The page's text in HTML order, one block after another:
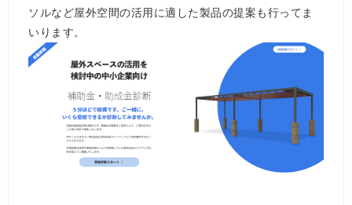
ソルなど屋外空間の活用に適した製品の提案も行ってま
いります。